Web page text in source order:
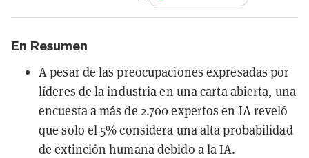
En Resumen
A pesar de las preocupaciones expresadas por
líderes de la industria en una carta abierta, una
encuesta a más de 2.700 expertos en IA reveló
que solo el 5% considera una alta probabilidad
de extinción humana debido a la IA.